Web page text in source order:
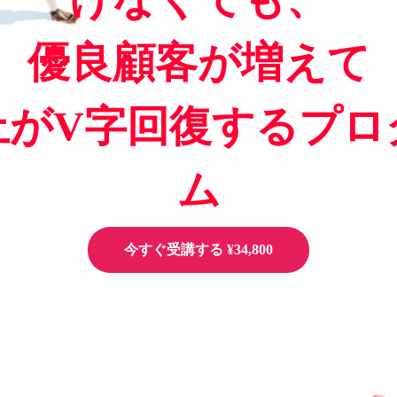
優良顧客が増えて
がV字回復するプロ
ム
今すぐ受講する ¥34,800